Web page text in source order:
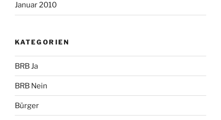
Januar 2010
KATEGORIEN
BRB Ja
BRB Nein
Bürger